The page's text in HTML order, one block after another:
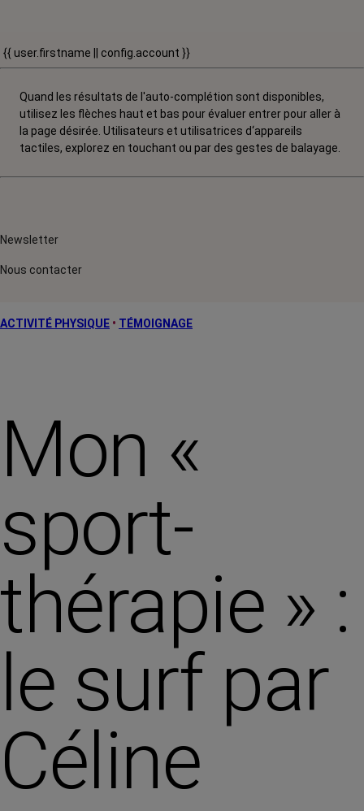
{{ user.firstname || config.account }}
Quand les résultats de l'auto-complétion sont disponibles,
utilisez les flèches haut et bas pour évaluer entrer pour aller à
la page désirée. Utilisateurs et utilisatrices d‘appareils
tactiles, explorez en touchant ou par des gestes de balayage.
Newsletter
Nous contacter
ACTIVITÉ PHYSIQUE • TÉMOIGNAGE
Mon «
sport-
thérapie » :
le surf par
Céline